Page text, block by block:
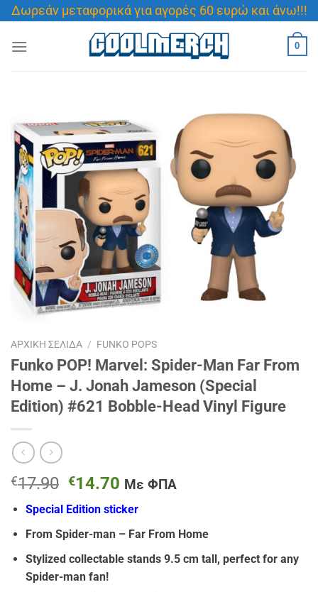
Μετάβαση
στο
περιεχόμενο
Δωρεάν μεταφορικά για αγορές 60 ευρώ και άνω!!!
0
ΑΡΧΙΚΉ ΣΕΛΊΔΑ / FUNKO POPS
Funko POP! Marvel: Spider-Man Far From
Home – J. Jonah Jameson (Special
Edition) #621 Bobble-Head Vinyl Figure
€17.90 Original
price
was:
€17.90.
€14.70 Η
τρέχουσα
τιμή
είναι:
€14.70.
Με ΦΠΑ
Special Edition sticker
From Spider-man – Far From Home
Stylized collectable stands 9.5 cm tall, perfect for any
Spider-man fan!